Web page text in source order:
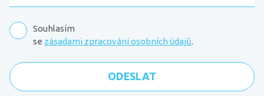
Souhlasím
se zásadami zpracování osobních údajů.